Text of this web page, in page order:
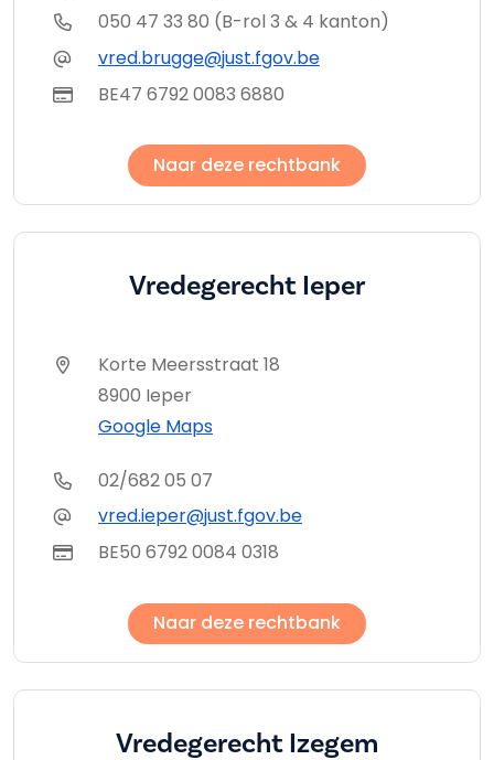
050 47 33 80 (B-rol 3 & 4 kanton)
vred.brugge@just.fgov.be
BE47 6792 0083 6880
Naar deze rechtbank
Vredegerecht Ieper
Korte Meersstraat 18
8900 Ieper
Google Maps
02/682 05 07
vred.ieper@just.fgov.be
BE50 6792 0084 0318
Naar deze rechtbank
Vredegerecht Izegem